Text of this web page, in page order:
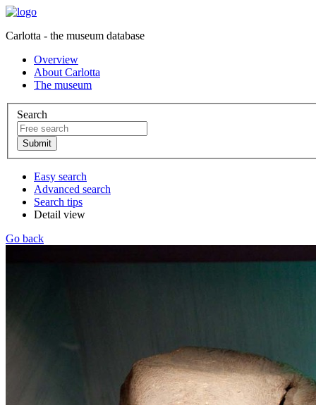
Carlotta - the museum database
Overview
About Carlotta
The museum
Search
Easy search
Advanced search
Search tips
Detail view
Go back